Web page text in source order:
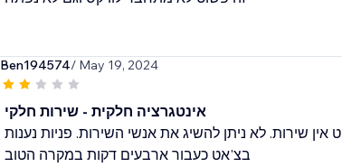
Ben194574/ May 19, 2024
אינטגרציה חלקית - שירות חלקי
שירות. לא ניתן להשיג את אנשי השירות. פניות נענות
בצ'אט כעבור ארבעים דקות במקרה הטוב